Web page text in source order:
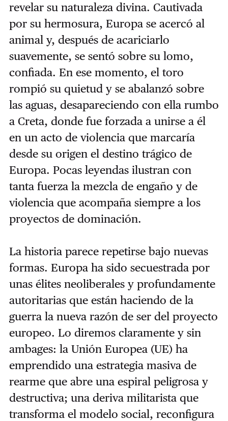
revelar su naturaleza divina. Cautivada
por su hermosura, Europa se acercó al
animal y, después de acariciarlo
suavemente, se sentó sobre su lomo,
confiada. En ese momento, el toro
rompió su quietud y se abalanzó sobre
las aguas, desapareciendo con ella rumbo
a Creta, donde fue forzada a unirse a él
en un acto de violencia que marcaría
desde su origen el destino trágico de
Europa. Pocas leyendas ilustran con
tanta fuerza la mezcla de engaño y de
violencia que acompaña siempre a los
proyectos de dominación.
La historia parece repetirse bajo nuevas
formas. Europa ha sido secuestrada por
unas élites neoliberales y profundamente
autoritarias que están haciendo de la
guerra la nueva razón de ser del proyecto
europeo. Lo diremos claramente y sin
ambages: la Unión Europea (UE) ha
emprendido una estrategia masiva de
rearme que abre una espiral peligrosa y
destructiva; una deriva militarista que
transforma el modelo social, reconfigura